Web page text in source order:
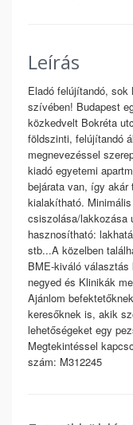
Leírás
Eladó felújítandó, sok
szívében! Budapest
közkedvelt Bokréta
földszinti, felújítandó
megnevezéssel
kiadó egyetemi
bejárata van, így akár
kialakítható.
csiszolása/lakkozása
hasznosítható:
stb...A közelben
BME-kiváló
negyed és Klinikák
Ajánlom
keresőknek is, akik
lehetőségeket egy
Megtekintéssel
szám: M312245